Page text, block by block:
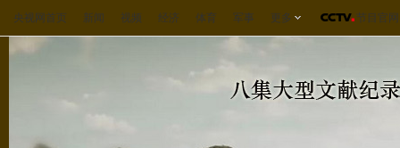
央视网首页 新闻 视频 经济 体育 军事 更多 节目官网